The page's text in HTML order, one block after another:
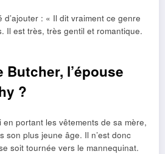
d’ajouter : « Il dit vraiment ce genre
Il est très, très gentil et romantique.
Butcher, l’épouse
?
en portant les vêtements de sa mère,
son plus jeune âge. Il n’est donc
soit tournée vers le mannequinat.